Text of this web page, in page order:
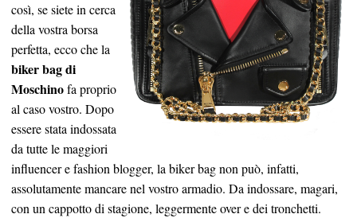
così, se siete in cerca
della vostra borsa
perfetta, ecco che la
biker bag di
Moschinofa proprio
al caso vostro. Dopo
essere stata indossata
da tutte le maggiori
influencer e fashion blogger, la biker bag non può, infatti,
assolutamente mancare nel vostro armadio. Da indossare, magari,
con un cappotto di stagione, leggermente over e dei tronchetti.